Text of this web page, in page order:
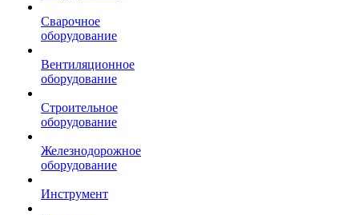
Сварочное
оборудование
Вентиляционное
оборудование
Строительное
оборудование
Железнодорожное
оборудование
Инструмент